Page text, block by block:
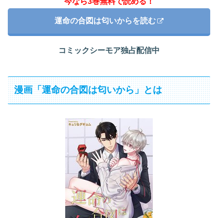
運命の合図は匂いからを読む
コミックシーモア独占配信中
漫画「運命の合図は匂いから」とは